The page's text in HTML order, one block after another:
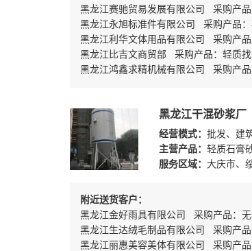
黑龙江赛驰贸易发展有限公司 采购产
黑龙江永旭标准件有限公司 采购产品
黑龙江利华文体用品有限公司 采购产
黑龙江比吉文商贸部 采购产品：轻质
黑龙江鸿鑫求精机械有限公司 采购产
黑龙江干混砂浆厂
经营模式： 批发、建
主营产品： 轻质石膏
服务区域： 大庆市、
附近送货客户：
黑龙江金好雨具有限公司 采购产品：
黑龙江生达绒毛制品有限公司 采购产
黑龙江丽惠美容美体有限公司 采购产